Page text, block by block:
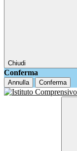
Chiudi
Conferma
Annulla Conferma